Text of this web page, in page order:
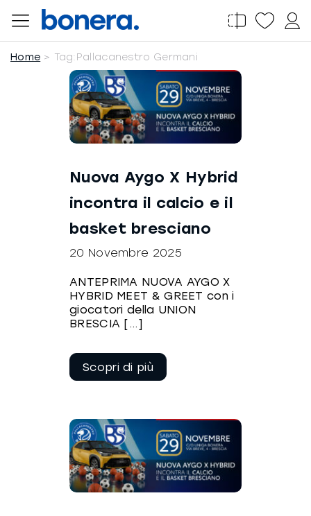
Salta
contenuto
Home Tag: Pallacanestro Germani
Nuova Aygo X Hybrid
incontra il calcio e il
basket bresciano
20 Novembre 2025
ANTEPRIMA NUOVA AYGO X
HYBRID MEET & GREET con i
giocatori della UNION
BRESCIA [...]
leggere